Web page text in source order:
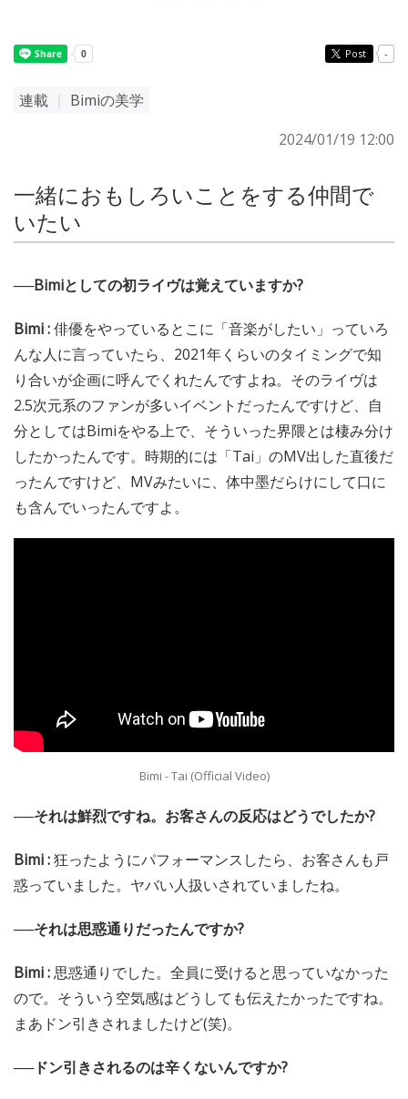
Post -
連載
Bimiの美学
2024/01/19 12:00
一緒におもしろいことをする仲間で
いたい
──Bimiとしての初ライヴは覚えていますか?
Bimi :俳優をやっているとこに「音楽がしたい」っていろ
んな人に言っていたら、2021年くらいのタイミングで知
り合いが企画に呼んでくれたんですよね。そのライヴは
2.5次元系のファンが多いイベントだったんですけど、自
分としてはBimiをやる上で、そういった界隈とは棲み分け
したかったんです。時期的には「Tai」のMV出した直後だ
ったんですけど、MVみたいに、体中墨だらけにして口に
も含んでいったんですよ。
Bimi - Tai (Official Video)
──それは鮮烈ですね。お客さんの反応はどうでしたか?
Bimi :狂ったようにパフォーマンスしたら、お客さんも戸
惑っていました。ヤバい人扱いされていましたね。
──それは思惑通りだったんですか?
Bimi :思惑通りでした。全員に受けると思っていなかった
ので。そういう空気感はどうしても伝えたかったですね。
まあドン引きされましたけど(笑)。
──ドン引きされるのは辛くないんですか?